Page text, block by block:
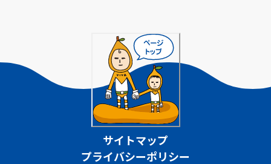
サイトマップ
プライバシーポリシー